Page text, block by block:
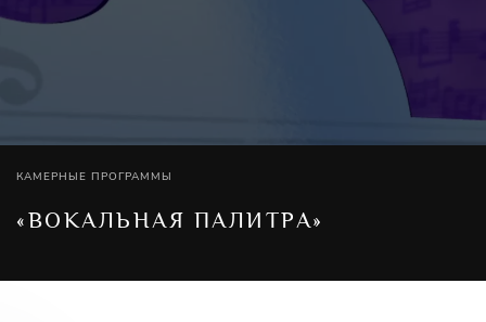
КАМЕРНЫЕ ПРОГРАММЫ
«ВОКАЛЬНАЯ ПАЛИТРА»